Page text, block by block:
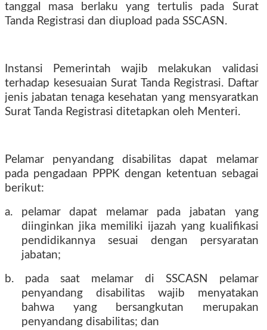
tanggal masa berlaku yang tertulis pada Surat
Tanda Registrasi dan diupload pada SSCASN.
Instansi Pemerintah wajib melakukan validasi
terhadap kesesuaian Surat Tanda Registrasi. Daftar
jenis jabatan tenaga kesehatan yang mensyaratkan
Surat Tanda Registrasi ditetapkan oleh Menteri.
Pelamar penyandang disabilitas dapat melamar
pada pengadaan PPPK dengan ketentuan sebagai
berikut:
a. pelamar dapat melamar pada jabatan yang
diinginkan jika memiliki ijazah yang kualifikasi
pendidikannya sesuai dengan persyaratan
jabatan;
b. pada saat melamar di SSCASN pelamar
penyandang disabilitas wajib menyatakan
bahwa yang bersangkutan merupakan
penyandang disabilitas; dan